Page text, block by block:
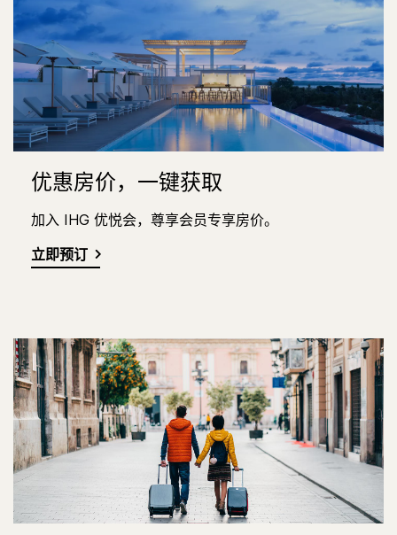
优惠房价，一键获取
加入 IHG 优悦会，尊享会员专享房价。
立即预订